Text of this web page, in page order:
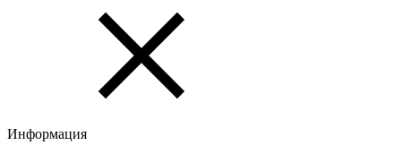
Информация